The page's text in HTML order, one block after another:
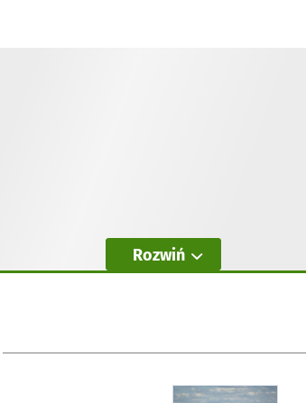
Rozwiń
otworzy się w